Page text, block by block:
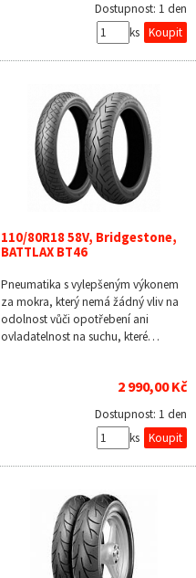
Dostupnost: 1 den
ks
110/80R18 58V, Bridgestone,
BATTLAX BT46
Pneumatika s vylepšeným výkonem
za mokra, který nemá žádný vliv na
odolnost vůči opotřebení ani
ovladatelnost na suchu, které…
2 990,00 Kč
Dostupnost: 1 den
ks